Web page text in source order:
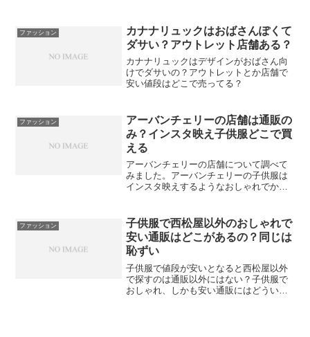
ね。
ファッション
カナナリュックはおばさんぽくて
ダサい？アウトレット店舗ある？
カナナリュックはデザインがおばさん向
けでダサいの？アウトレットとか店舗で
安い値段はどこで売ってる？
ファッション
アーバンチェリーの店舗は通販の
み？インスタ映え子供服どこで買
える
アーバンチェリーの店舗について調べて
みました。アーバンチェリーの子供服は
インスタ映えするようなおしゃれでかわ
ファッション
子供服で西松屋以外のおしゃれで
安い通販はどこがあるの？同じは
恥ずい
子供服で値段が安いとなると西松屋以外
で探すのは通販以外にはない？子供服で
おしゃれ、しかも安い通販にはどういう